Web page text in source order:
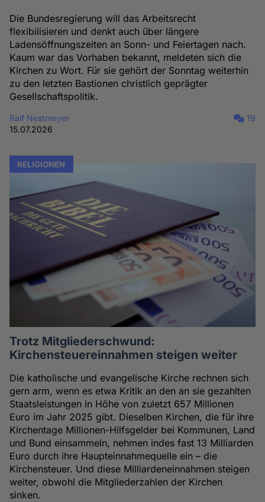
Die Bundesregierung will das Arbeitsrecht
flexibilisieren und denkt auch über längere
Ladensöffnungszeiten an Sonn- und Feiertagen nach.
Kaum war das Vorhaben bekannt, meldeten sich die
Kirchen zu Wort. Für sie gehört der Sonntag weiterhin
zu den letzten Bastionen christlich geprägter
Gesellschaftspolitik.
Ralf Nestmeyer
15.07.2026
19
RELIGIONEN
Trotz Mitgliederschwund:
Kirchensteuereinnahmen steigen weiter
Die katholische und evangelische Kirche rechnen sich
gern arm, wenn es etwa Kritik an den an sie gezahlten
Staatsleistungen in Höhe von zuletzt 657 Millionen
Euro im Jahr 2025 gibt. Dieselben Kirchen, die für ihre
Kirchentage Millionen-Hilfsgelder bei Kommunen, Land
und Bund einsammeln, nehmen indes fast 13 Milliarden
Euro durch ihre Haupteinnahmequelle ein – die
Kirchensteuer. Und diese Milliardeneinnahmen steigen
weiter, obwohl die Mitgliederzahlen der Kirchen
sinken.